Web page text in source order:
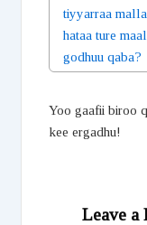
tiyyarraa
hataa ture maal
godhuu qaba?
Yoo gaafii biroo
kee ergadhu!
Leave a